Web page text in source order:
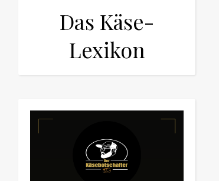
Das Käse-
Lexikon